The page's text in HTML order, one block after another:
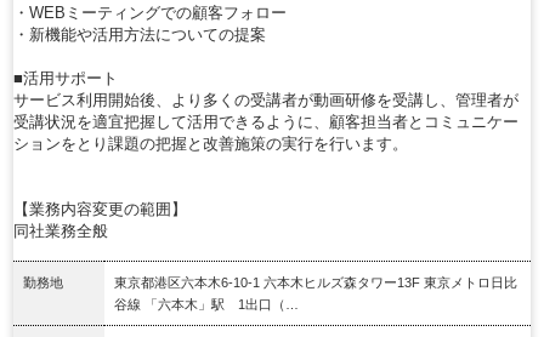
・WEBミーティングでの顧客フォロー
・新機能や活用方法についての提案
■活用サポート
サービス利用開始後、より多くの受講者が動画研修を受講し、管理者が
受講状況を適宜把握して活用できるように、顧客担当者とコミュニケー
ションをとり課題の把握と改善施策の実行を行います。
【業務内容変更の範囲】
同社業務全般
勤務地
東京都港区六本木6-10-1 六本木ヒルズ森タワー13F 東京メトロ日比
谷線 「六本木」駅 1出口（…